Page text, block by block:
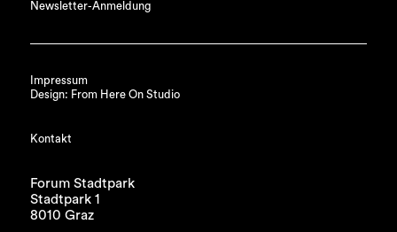
Newsletter-Anmeldung
Impressum
Design: From Here On Studio
Kontakt
Forum Stadtpark
Stadtpark 1
8010 Graz